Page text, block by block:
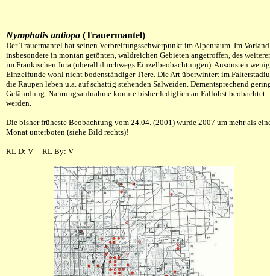
Nymphalis antiopa (Trauermantel)
Der Trauermantel hat seinen Verbreitungsschwerpunkt im Alpenraum. Im Vorland
insbesondere in montan getönten, waldreichen Gebieten angetroffen, des
im Fränkischen Jura (überall durchwegs Einzelbeobachtungen). Ansonsten
Einzelfunde wohl nicht bodenständiger Tiere. Die Art überwintert im
die Raupen leben u.a. auf schattig stehenden Salweiden. Dementsprechend
Gefährdung. Nahrungsaufnahme konnte bisher lediglich an Fallobst beobachtet
werden.
Die bisher früheste Beobachtung vom 24.04. (2001) wurde 2007 um mehr als
Monat unterboten (siehe Bild rechts)!
RL D: V RL By: V